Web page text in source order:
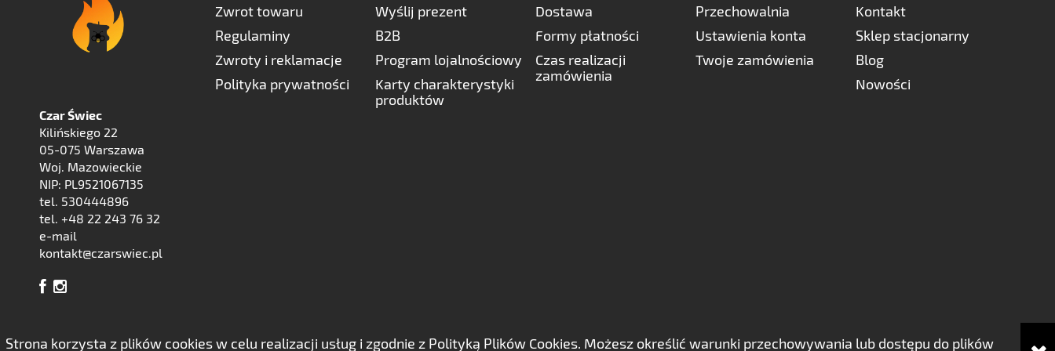
Strona korzysta z plików cookies w celu realizacji usług i zgodnie z Polityką Plików Cookies. Możesz określić warunki przechowywania lub dostępu do plików
Zwrot towaru
Regulaminy
Zwroty i reklamacje
Polityka prywatności
Wyślij prezent
B2B
Program lojalnościowy
Karty charakterystyki
produktów
Dostawa
Formy płatności
Czas realizacji
zamówienia
Przechowalnia
Ustawienia konta
Twoje zamówienia
Kontakt
Sklep stacjonarny
Blog
Nowości
Czar Świec
Kilińskiego 22
05-075 Warszawa
Woj. Mazowieckie
NIP: PL9521067135
tel. 530444896
tel. +48 22 243 76 32
e-mail
kontakt@czarswiec.pl